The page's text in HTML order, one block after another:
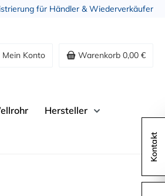
für Händler & Wiederverkäufer
Mein Konto Warenkorb 0,00 €
Hersteller
Kontakt